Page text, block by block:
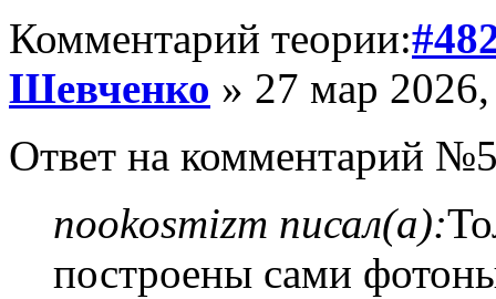
Комментарий теории:
Шевченко » 27 мар
Ответ на комментарий
nookosmizm писал(а):
построены сами